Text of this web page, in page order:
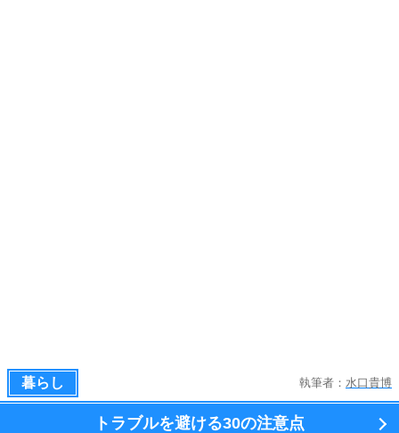
暮らし 執筆者： 水口貴博
トラブルを避ける30の注意点